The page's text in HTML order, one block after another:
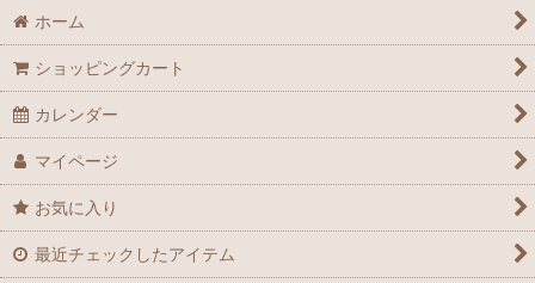
ホーム
ショッピングカート
カレンダー
マイページ
お気に入り
最近チェックしたアイテム